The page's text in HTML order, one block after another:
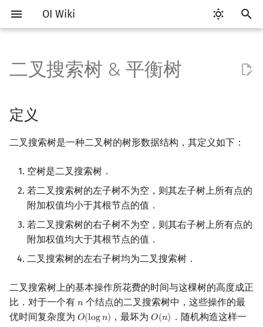
OI Wiki
始
搜
Getting Started
关于本项目
如何参与
OI Wiki 不是什么
格式手册
数学符号表
镜像站列表
致谢
比赛相关简介
赛事
OI 赛事与赛制
题型
题型概述
学习路线
学习资源
技巧
读入、输出优化
常见错误
工具软件简介
代码编辑工具
Vim
VS Code
Eclipse
Notepad++
Kate
Dev-C++
CLion
评测工具
评测工具简介
Cena
Lemon
命令行
命令行编译与调试
编译器
WSL (Windows 10)
Special Judge
Testlib
Testlib 简介
Generator
Interactor
Checker
语言基础简介
C++ 基础
Hello, World!
变量
流程控制语句
高级数据类型
函数
文件操作
C++ 标准库
C++ 标准库简介
STL 算法
string
pair
C++ 进阶
类
值类别
引用
常量
新版 C++ 特性
Lambda 表达式
pb_ds
C++ 与其他常用语言的区别
Pascal 转 C++ 急救
Python 速成
Java 速成
Java 进阶
算法基础简介
复杂度
复杂度简介
枚举
模拟
递归 & 分治
贪心
排序简介
冒泡排序
计数排序
基数排序
快速排序
归并排序
堆排序
前缀和 & 差分
二分
搜索部分简介
DFS（搜索）
BFS（搜索）
双向搜索
启发式搜索
A*
迭代加深搜索
IDA*
回溯法
动态规划部分简介
动态规划基础
记忆化搜索
背包 DP
区间 DP
DAG 上的 DP
树形 DP
状压 DP
数位 DP
DP 优化简介
斜率优化
Slope Trick 优化
WQS 二分
状态设计优化
字符串部分简介
字符串基础
标准库
字符串匹配
字符串哈希
字典树 (Trie)
前缀函数与 KMP 算法
Boyer–Moore 算法
Z 函数（扩展 KMP）
后缀数组简介
数学部分简介
布尔代数
数字系统
数字系统简介
平衡三进制
位操作
二进制集合操作
高精度计算
置换和排列
弧度制与坐标系
数论基础
素数
欧拉函数
筛法
分解质因数
裴蜀定理 & 一次不定方程
费马小定理 & 欧拉定理
多项式与生成函数简介
快速傅里叶变换
快速沃尔什变换
Chirp Z 变换
多项式牛顿迭代
多项式多点求值|快速插值
多项式初等函数
排列组合
容斥原理
错位排列
卡特兰数
斯特林数
贝尔数
伯努利数
线性代数简介
内积和外积
初等变换
行列式
线性空间
线性基
线性映射
线性规划基础
基本概念
环论
Schreier–Sims 算法
基本概念
随机变量
概率不等式
博弈论简介
零和游戏
插值
高斯消元
并查集
并查集复杂度
堆简介
二叉堆
配对堆
左偏树
分块思想
块状数组
块状链表
树分块
Sqrt Tree
线段树基础
线段树合并 & 分裂
李超线段树
猫树
区间最值操作 & 区间历史最
Kinetic Tournament Tree
定义
过程
二叉搜索树节点的定义
遍历二叉搜索树
查找最小/最大值
搜索元素
插入一个元素
删除一个元素
求元素的排名
可持久化数据结构简介
可持久化线段树
可持久化块状数组
可持久化平衡树
可持久化字典树
可持久化可并堆
线段树套线段树
平衡树套线段树
线段树套平衡树
树状数组套权值线段树
分块套树状数组
Link Cut Tree
全局平衡二叉树
Euler Tour Tree
Top Tree
图论部分简介
图论相关概念
图的存储
DFS（图论）
BFS（图论）
树上问题
树基础
树的中心
最近公共祖先
树链剖分
树上启发式合并
虚树
树分治
有向无环图
拓扑排序
最短路问题
最短路
k 短路
最小生成树
最小直径生成树
强连通分量
割点和桥
点/边连通度
网络流简介
最小割
上下界网络流
Stoer–Wagner 算法
图匹配
二分图最大权匹配
一般图最大权匹配
稳定匹配
计算几何部分简介
二维计算几何基础
三维计算几何基础
距离
Pick 定理
三角剖分
扫描线
旋转卡壳
杂项简介
离散化
双指针
离线算法
离线算法简介
整体二分
分数规划
随机化
随机函数
爬山算法
有限状态自动机
计算理论基础
RMQ
并查集应用
括号序列
线段树与离线询问
二叉搜索树 & 平衡树
定义
二叉搜索树是一种二叉树的树形数据结构，其定义如下：
空树是二叉搜索树．
若二叉搜索树的左子树不为空，则其左子树上所有点的
附加权值均小于其根节点的值．
若二叉搜索树的右子树不为空，则其右子树上所有点的
附加权值均大于其根节点的值．
二叉搜索树的左右子树均为二叉搜索树．
二叉搜索树上的基本操作所花费的时间与这棵树的高度成正
比．对于一个有 𝑛
n 个结点的二叉搜索树中，这些操作的最
优时间复杂度为 𝑂(log𝑛)
O(logn) ，最坏为𝑂(𝑛)
O(n)
．随机构造这样一